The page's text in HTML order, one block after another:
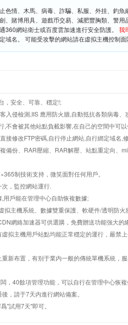
色情、木馬、病毒、詐騙、私服、外挂、釣
、賭博用具、遊戲币交易、減肥豐胸類、警
360網站衛士或百度雲加速進行安全防護。 我
域名。 可能受攻擊的網站請在虛拟主機控制
，安全、可靠、穩定!;
入侵檢測,IIS 應用防火牆,自動抵抗各類病毒、
,不會被其他站點負載影響,在自己的空間中可
接修改FTP密碼,自行停止網站,自行綁定域名,
備份、RAR壓縮、RAR解壓、站點重定向、
制技術支持，微笑面對任何用戶。
，監控網站運行.
用戶能在管理中心自助恢複數據;
拟主機系統、數據雙重保護、軟硬件/透明防火
網絡加速器可供選購，免費贈送功能強大
拟主機用戶站點均能正常穩定的運行，嚴禁
新布置，有别于業内一般的傳統單機系統，
，40餘項管理功能，可以自行在管理中心恢
，請于7天内進行網站備案。
"試用7天"即可。